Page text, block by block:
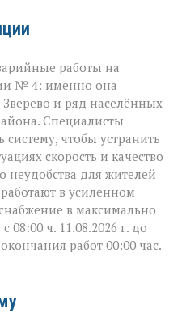
работы на
№ 4: именно она
и ряд населённых
Специалисты
чтобы устранить
скорость и качество
неудобства для жителей
в усиленном
в максимально
08:00 ч. 11.08.2026 г. до
работ 00:00 час.